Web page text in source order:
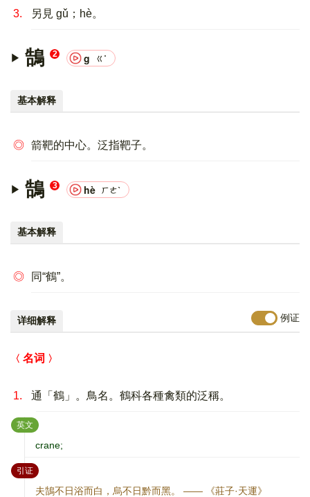
3. 另見 gǔ；hè。
鵠 2 g ㄍ˙
基本解释
◎ 箭靶的中心。泛指靶子。
鵠 3 hè ㄏㄜˋ
基本解释
◎ 同“鶴”。
详细解释 例证
名词
1. 通「鶴」。鳥名。鶴科各種禽類的泛稱。
英文 ：
crane;
引证：
夫鵠不日浴而白，烏不日黔而黑。 —— 《莊子·天運》